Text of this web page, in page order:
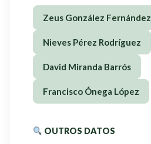
Zeus González Fernández
Nieves Pérez Rodríguez
David Miranda Barrós
Francisco Ónega López
OUTROS DATOS